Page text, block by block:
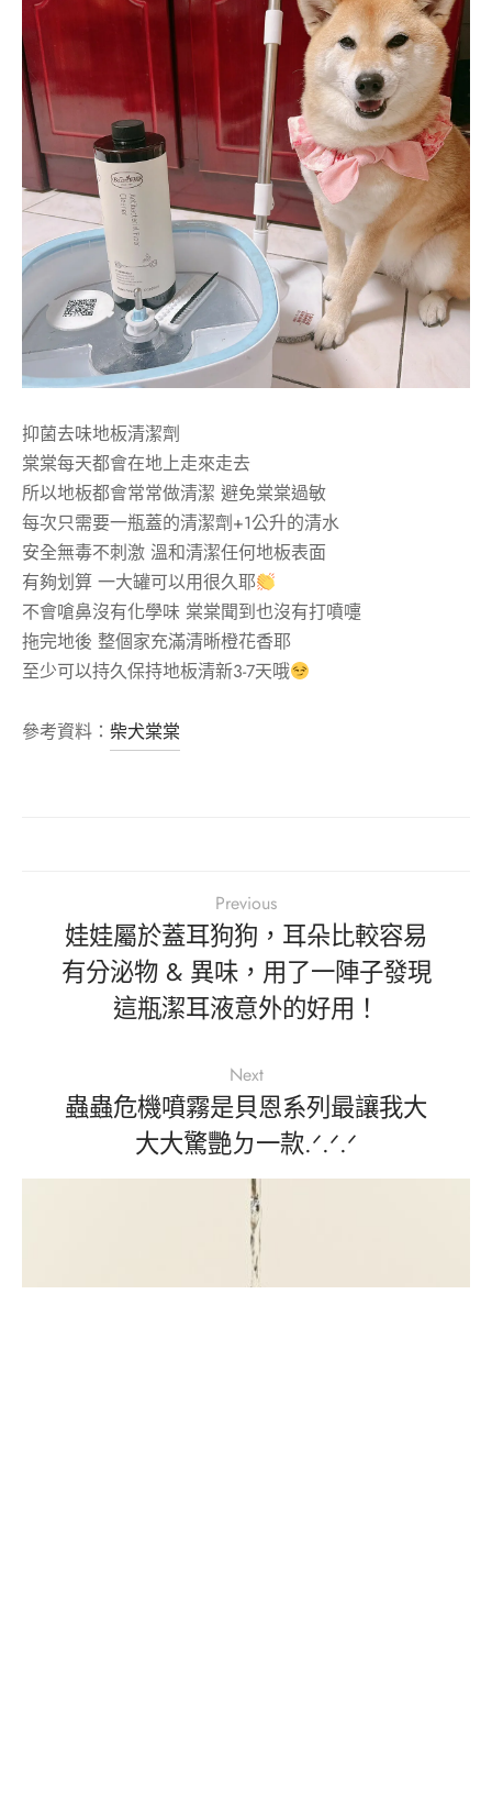
抑菌去味地板清潔劑
棠棠每天都會在地上走來走去
所以地板都會常常做清潔 避免棠棠過敏
每次只需要一瓶蓋的清潔劑+1公升的清水
安全無毒不刺激 溫和清潔任何地板表面
有夠划算 一大罐可以用很久耶
不會嗆鼻沒有化學味 棠棠聞到也沒有打噴嚏
拖完地後 整個家充滿清晰橙花香耶
至少可以持久保持地板清新3-7天哦
參考資料： 柴犬棠棠
Previous
娃娃屬於蓋耳狗狗，耳朵比較容易
有分泌物 & 異味，用了一陣子發現
這瓶潔耳液意外的好用！
Next
蟲蟲危機噴霧是貝恩系列最讓我大
大大驚艷ㄉ一款.ᐟ‪.ᐟ‪.ᐟ‪